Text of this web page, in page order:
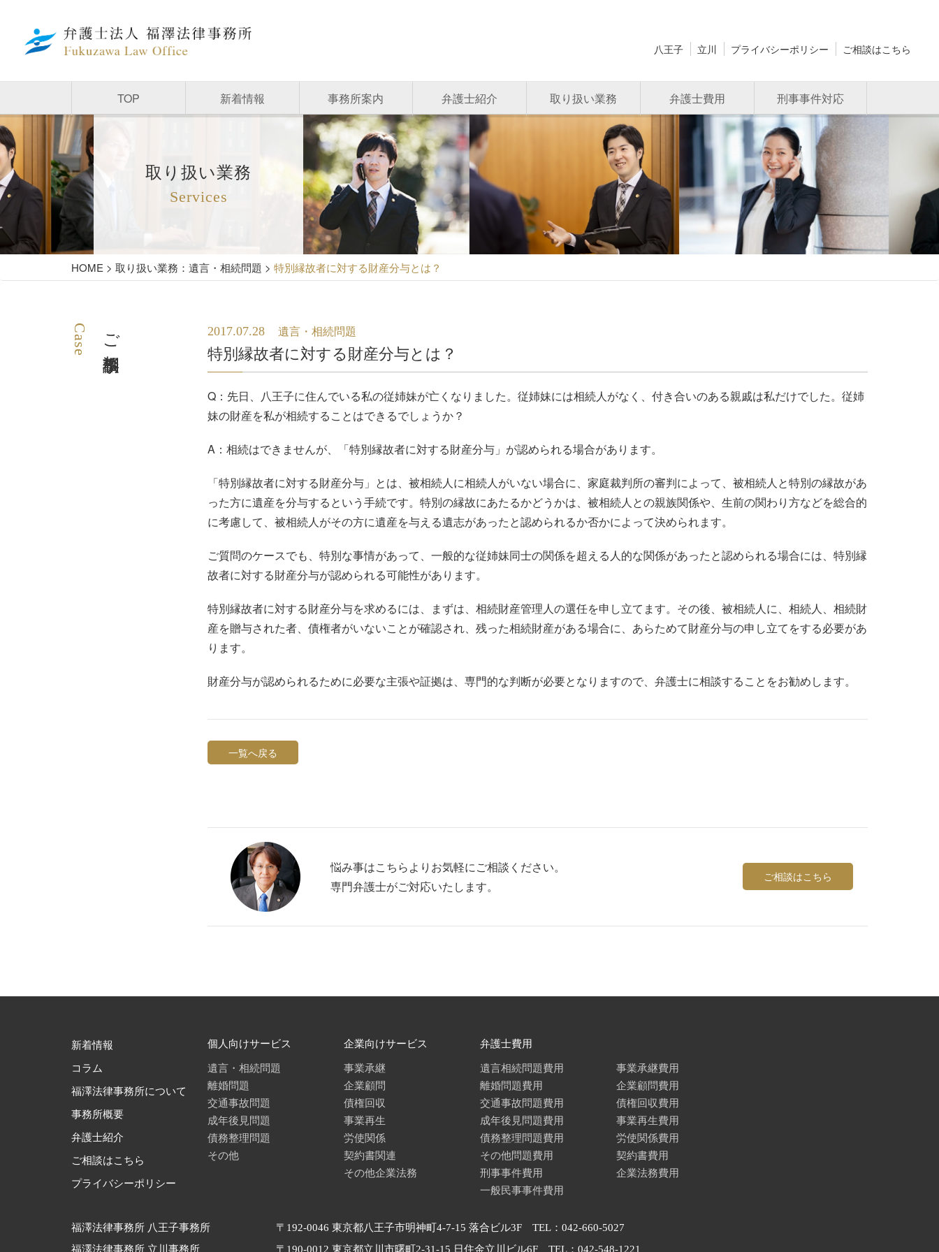
八王子 立川 プライバシーポリシー ご相談はこちら
TOP 新着情報 事務所案内 弁護士紹介 取り扱い業務 弁護士費用 刑事事件対応
取り扱い業務
Services
HOME > 取り扱い業務：遺言・相続問題 > 特別縁故者に対する財産分与とは？
ご相談事例
Case 2017.07.28 遺言・相続問題
特別縁故者に対する財産分与とは？
Q：先日、八王子に住んでいる私の従姉妹が亡くなりました。従姉妹には相続人がなく、付き合いのある親戚は私だけでした。従姉
妹の財産を私が相続することはできるでしょうか？
A：相続はできませんが、「特別縁故者に対する財産分与」が認められる場合があります。
「特別縁故者に対する財産分与」とは、被相続人に相続人がいない場合に、家庭裁判所の審判によって、被相続人と特別の縁故があ
った方に遺産を分与するという手続です。特別の縁故にあたるかどうかは、被相続人との親族関係や、生前の関わり方などを総合的
に考慮して、被相続人がその方に遺産を与える遺志があったと認められるか否かによって決められます。
ご質問のケースでも、特別な事情があって、一般的な従姉妹同士の関係を超える人的な関係があったと認められる場合には、特別縁
故者に対する財産分与が認められる可能性があります。
特別縁故者に対する財産分与を求めるには、まずは、相続財産管理人の選任を申し立てます。その後、被相続人に、相続人、相続財
産を贈与された者、債権者がいないことが確認され、残った相続財産がある場合に、あらためて財産分与の申し立てをする必要があ
ります。
財産分与が認められるために必要な主張や証拠は、専門的な判断が必要となりますので、弁護士に相談することをお勧めします。
一覧へ戻る
悩み事はこちらよりお気軽にご相談ください。
専門弁護士がご対応いたします。
ご相談はこちら
新着情報
コラム
福澤法律事務所について
事務所概要
弁護士紹介
ご相談はこちら
プライバシーポリシー
個人向けサービス
遺言・相続問題
離婚問題
交通事故問題
成年後見問題
債務整理問題
その他
企業向けサービス
事業承継
企業顧問
債権回収
事業再生
労使関係
契約書関連
その他企業法務
弁護士費用
遺言相続問題費用
離婚問題費用
交通事故問題費用
成年後見問題費用
債務整理問題費用
その他問題費用
刑事事件費用
一般民事事件費用
事業承継費用
企業顧問費用
債権回収費用
事業再生費用
労使関係費用
契約書費用
企業法務費用
福澤法律事務所 八王子事務所
〒192-0046 東京都八王子市明神町4-7-15 落合ビル3F TEL：042-660-5027
福澤法律事務所 立川事務所
〒190-0012 東京都立川市曙町2-31-15 日住金立川ビル6F TEL：042-548-1221